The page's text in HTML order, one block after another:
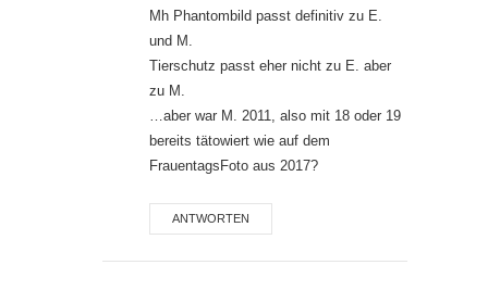
Mh Phantombild passt definitiv zu E.
und M.
Tierschutz passt eher nicht zu E. aber
zu M.
…aber war M. 2011, also mit 18 oder 19
bereits tätowiert wie auf dem
FrauentagsFoto aus 2017?
ANTWORTEN